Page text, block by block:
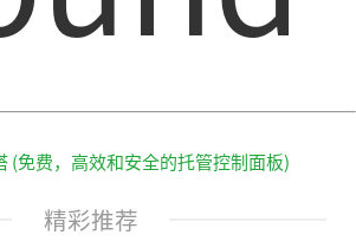
(免费，高效和安全的托管控制面板)
精彩推荐